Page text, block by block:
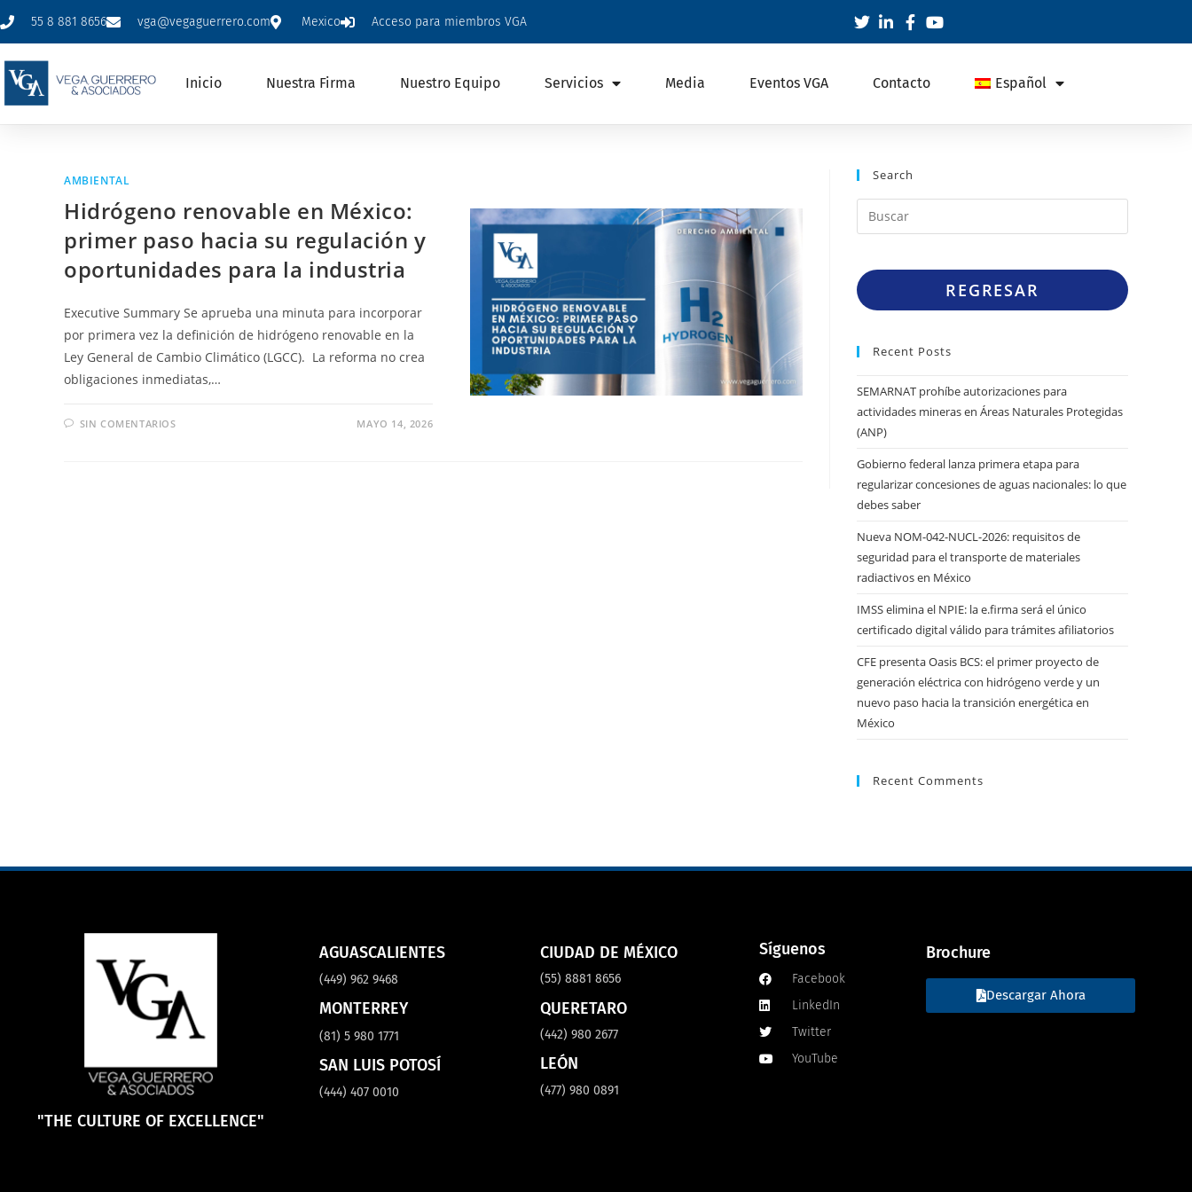
55 8 881 8656 vga@vegaguerrero.com Mexico Acceso para miembros VGA
Inicio Nuestra Firma Nuestro Equipo Servicios Media Eventos VGA Contacto Español
AMBIENTAL
Hidrógeno renovable en México:
primer paso hacia su regulación y
oportunidades para la industria
Executive Summary Se aprueba una minuta para incorporar
por primera vez la definición de hidrógeno renovable en la
Ley General de Cambio Climático (LGCC). La reforma no crea
obligaciones inmediatas,…
SIN COMENTARIOS MAYO 14, 2026
Search
REGRESAR
Recent Posts
SEMARNAT prohíbe autorizaciones para
actividades mineras en Áreas Naturales Protegidas
(ANP)
Gobierno federal lanza primera etapa para
regularizar concesiones de aguas nacionales: lo que
debes saber
Nueva NOM-042-NUCL-2026: requisitos de
seguridad para el transporte de materiales
radiactivos en México
IMSS elimina el NPIE: la e.firma será el único
certificado digital válido para trámites afiliatorios
CFE presenta Oasis BCS: el primer proyecto de
generación eléctrica con hidrógeno verde y un
nuevo paso hacia la transición energética en
México
Recent Comments
"THE CULTURE OF EXCELLENCE"
AGUASCALIENTES
(449) 962 9468
MONTERREY
(81) 5 980 1771
SAN LUIS POTOSÍ
(444) 407 0010
CIUDAD DE MÉXICO
(55) 8881 8656
QUERETARO
(442) 980 2677
LEÓN
(477) 980 0891
Síguenos
Facebook
LinkedIn
Twitter
YouTube
Brochure
Descargar Ahora